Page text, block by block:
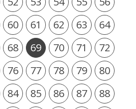
60 61 62 63
64
68 69 70 71
72
76 77 78 79
80
84 85 86 87
88